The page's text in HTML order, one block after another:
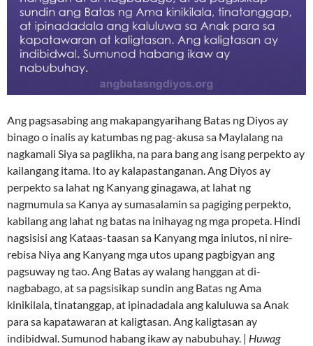
Ang pagsasabing ang makapangyarihang Batas ng Diyos ay
binago o inalis ay katumbas ng pag-akusa sa Maylalang na
nagkamali Siya sa paglikha, na para bang ang isang perpekto ay
kailangang itama. Ito ay kalapastanganan. Ang Diyos ay
perpekto sa lahat ng Kanyang ginagawa, at lahat ng
nagmumula sa Kanya ay sumasalamin sa pagiging perpekto,
kabilang ang lahat ng batas na inihayag ng mga propeta. Hindi
nagsisisi ang Kataas-taasan sa Kanyang mga iniutos, ni nire-
rebisa Niya ang Kanyang mga utos upang pagbigyan ang
pagsuway ng tao. Ang Batas ay walang hanggan at di-
nagbabago, at sa pagsisikap sundin ang Batas ng Ama
kinikilala, tinatanggap, at ipinadadala ang kaluluwa sa Anak
para sa kapatawaran at kaligtasan. Ang kaligtasan ay
indibidwal. Sumunod habang ikaw ay nabubuhay. | Huwag